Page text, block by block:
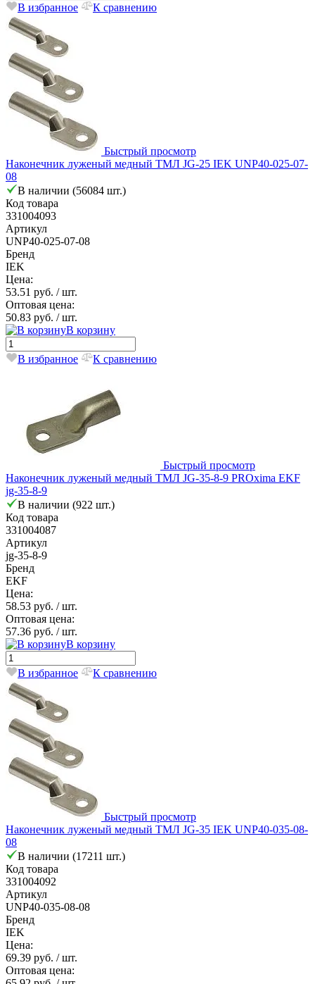
В избранное К сравнению
Быстрый просмотр
Наконечник луженый медный ТМЛ JG-25 IEK UNP40-025-07-
08
В наличии (56084 шт.)
Код товара
331004093
Артикул
UNP40-025-07-08
Бренд
IEK
Цена:
53.51 руб. / шт.
Оптовая цена:
50.83 руб. / шт.
В корзину
В избранное К сравнению
Быстрый просмотр
Наконечник луженый медный ТМЛ JG-35-8-9 PROxima EKF
jg-35-8-9
В наличии (922 шт.)
Код товара
331004087
Артикул
jg-35-8-9
Бренд
EKF
Цена:
58.53 руб. / шт.
Оптовая цена:
57.36 руб. / шт.
В корзину
В избранное К сравнению
Быстрый просмотр
Наконечник луженый медный ТМЛ JG-35 IEK UNP40-035-08-
08
В наличии (17211 шт.)
Код товара
331004092
Артикул
UNP40-035-08-08
Бренд
IEK
Цена:
69.39 руб. / шт.
Оптовая цена: